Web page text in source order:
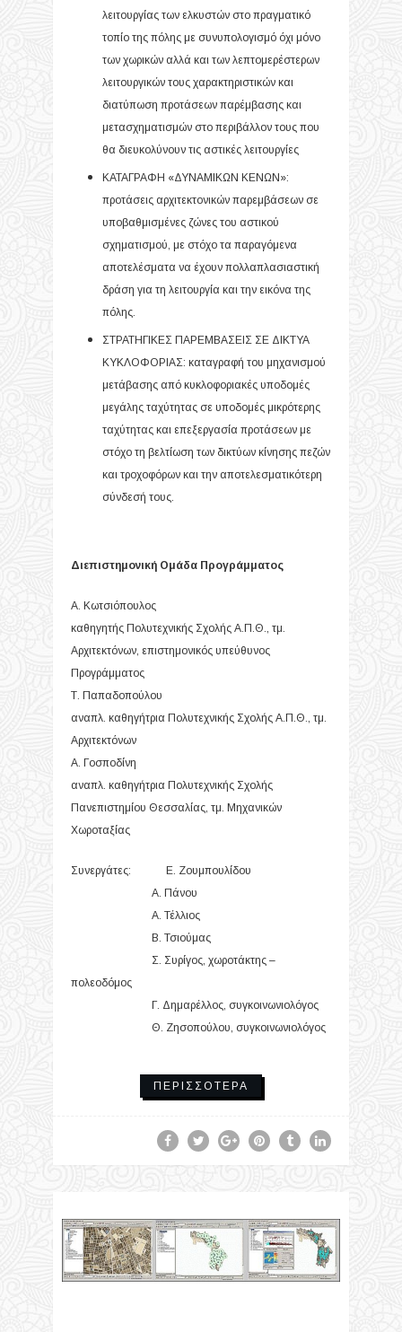
λειτουργίας των ελκυστών στο πραγματικό
τοπίο της πόλης με συνυπολογισμό όχι μόνο
των χωρικών αλλά και των λεπτομερέστερων
λειτουργικών τους χαρακτηριστικών και
διατύπωση προτάσεων παρέμβασης και
μετασχηματισμών στο περιβάλλον τους που
θα διευκολύνουν τις αστικές λειτουργίες
ΚΑΤΑΓΡΑΦΗ «ΔΥΝΑΜΙΚΩΝ ΚΕΝΩΝ»:
προτάσεις αρχιτεκτονικών παρεμβάσεων σε
υποβαθμισμένες ζώνες του αστικού
σχηματισμού, με στόχο τα παραγόμενα
αποτελέσματα να έχουν πολλαπλασιαστική
δράση για τη λειτουργία και την εικόνα της
πόλης.
ΣΤΡΑΤΗΓΙΚΕΣ ΠΑΡΕΜΒΑΣΕΙΣ ΣΕ ΔΙΚΤΥΑ
ΚΥΚΛΟΦΟΡΙΑΣ: καταγραφή του μηχανισμού
μετάβασης από κυκλοφοριακές υποδομές
μεγάλης ταχύτητας σε υποδομές μικρότερης
ταχύτητας και επεξεργασία προτάσεων με
στόχο τη βελτίωση των δικτύων κίνησης πεζών
και τροχοφόρων και την αποτελεσματικότερη
σύνδεσή τους.
Διεπιστημονική Ομάδα Προγράμματος
Α. Κωτσιόπουλος
καθηγητής Πολυτεχνικής Σχολής Α.Π.Θ., τμ.
Αρχιτεκτόνων, επιστημονικός υπεύθυνος
Προγράμματος
Τ. Παπαδοπούλου
αναπλ. καθηγήτρια Πολυτεχνικής Σχολής Α.Π.Θ., τμ.
Αρχιτεκτόνων
Α. Γοσποδίνη
αναπλ. καθηγήτρια Πολυτεχνικής Σχολής
Πανεπιστημίου Θεσσαλίας, τμ. Μηχανικών
Χωροταξίας
Συνεργάτες: Ε. Ζουμπουλίδου
Α. Πάνου
Α. Τέλλιος
Β. Τσιούμας
Σ. Συρίγος, χωροτάκτης –
πολεοδόμος
Γ. Δημαρέλλος, συγκοινωνιολόγος
Θ. Ζησοπούλου, συγκοινωνιολόγος
ΠΕΡΙΣΣΌΤΕΡΑ